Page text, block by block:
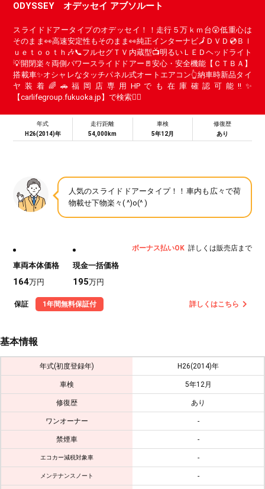
ODYSSEY オデッセイ アブソルート
スライドドアータイプのオデッセイ！！走行５万ｋｍ台😲低重心は
そのまま👀高速安定性もそのまま👀純正インターナビ🗾ＤＶＤ💿Ｂｌ
ｕｅｔｏｏｔｈ🎶📞フルセグＴＶ内蔵型📺明るいＬＥＤヘッドライト
💡開閉楽々両側パワースライドドアー🚪安心・安全機能【ＣＴＢＡ】
搭載車✨オシャレなタッチパネル式オートエアコン👆納車時新品タイ
ヤ装着🌈🚗福岡店専用HPでも在庫確認可能‼✨
【carlifegroup.fukuoka.jp】で検索🕵️‍♂️
年式
H26(2014)年
走行距離
54,000km
車検
5年12月
修復歴
あり
人気のスライドドアータイプ！！車内も広々で荷
物載せ下物楽々( ^)o(^ )
車両本体価格
164万円
現金一括価格
195万円
ボーナス払いOK 詳しくは販売店まで
保証 1年間無料保証付 詳しくはこちら
基本情報
年式(初度登録年) H26(2014)年
車検 5年12月
修復歴 あり
ワンオーナー -
禁煙車 -
エコカー減税対象車 -
メンテナンスノート -